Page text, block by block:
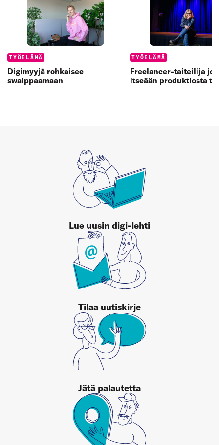
Categories:
TYÖELÄMÄ
Digimyyjä rohkaisee
swaippaamaan
Categories:
TYÖELÄMÄ
Freelancer-taiteilija
itseään produktiosta
Lue uusin digi-lehti
Tilaa uutiskirje
Jätä palautetta